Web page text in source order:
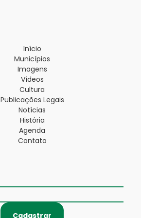
Início
Municípios
Imagens
Vídeos
Cultura
Publicações Legais
Notícias
História
Agenda
Contato
Cadastrar